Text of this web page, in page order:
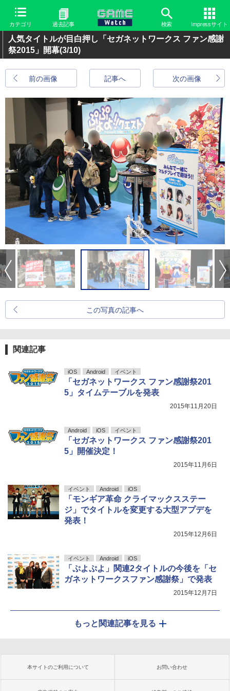
カテゴリ 過去記事 検索 Impressサイト
人気タイトルが目白押し「セガネットワークス ファン感謝
祭2015」開幕(3/10)
前の画像 次の画像
記事へ
この写真の記事へ
関連記事
iOS Android イベント
「セガネットワークス ファン感謝祭201
5」タイムテーブルを発表
2015年11月20日
Android iOS イベント
「セガネットワークス ファン感謝祭201
5」開催決定！
2015年11月6日
イベント Android iOS
「モンギア革命 クライマックスステー
ジ」でタイトルを変更する大型アプデを
発表！
2015年12月6日
イベント Android iOS
「ぷよぷよ」関連2タイトルの今後を「セ
ガネットワークスファン感謝祭」で発表
2015年12月7日
もっと関連記事を見る
本サイトのご利用について お問い合わせ